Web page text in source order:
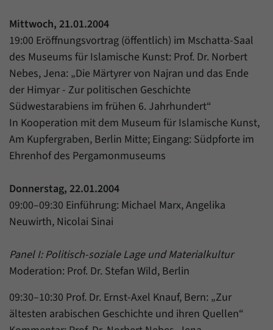
Mittwoch, 21.01.2004
19:00 Eröffnungsvortrag (öffentlich) im Mschatta-Saal
des Museums für Islamische Kunst: Prof. Dr. Norbert
Nebes, Jena: „Die Märtyrer von Najran und das Ende
der Himyar - Zur politischen Geschichte
Südwestarabiens im frühen 6. Jahrhundert“
In Kooperation mit dem Museum für Islamische Kunst,
Am Kupfergraben, Berlin Mitte; Eingang: Südpforte im
Ehrenhof des Pergamonmuseums
Donnerstag, 22.01.2004
09:00–09:30 Einführung: Michael Marx, Angelika
Neuwirth, Nicolai Sinai
Panel I: Politisch-soziale Lage und Materialkultur
Moderation: Prof. Dr. Stefan Wild, Berlin
09:30–10:30 Prof. Dr. Ernst-Axel Knauf, Bern: „Zur
ältesten arabischen Geschichte und ihren Quellen“